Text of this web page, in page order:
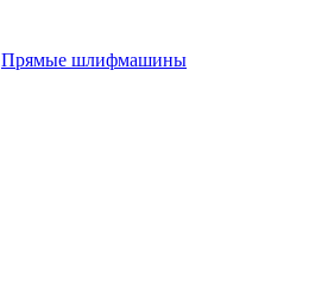
Прямые шлифмашины